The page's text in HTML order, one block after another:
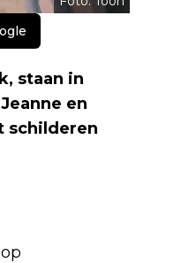
staan in
en
schilderen